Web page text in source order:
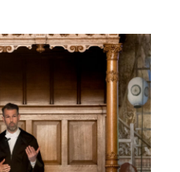
MIJ